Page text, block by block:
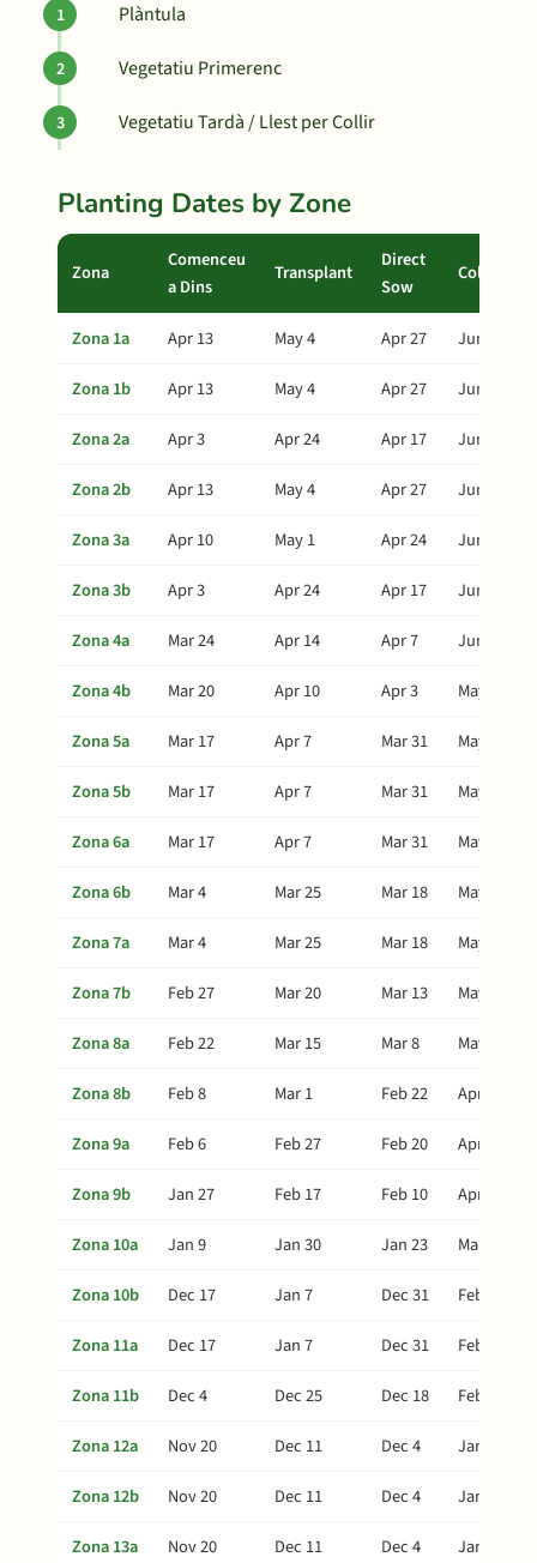
Plàntula
Vegetatiu Primerenc
Vegetatiu Tardà / Llest per Collir
Planting Dates by Zone
Zona
Comenceu
a Dins
Transplant
Direct
Sow
Collita
Zona 1a Apr 13 May 4 Apr 27
Jun 23
Zona 1b
Apr 13 May 4 Apr 27
Jun 23
Zona 2a
Apr 3 Apr 24 Apr 17
Jun 13
Zona 2b
Apr 13 May 4 Apr 27
Jun 23
Zona 3a
Apr 10 May 1 Apr 24
Jun 20
Zona 3b
Apr 3 Apr 24 Apr 17
Jun 13
Zona 4a
Mar 24 Apr 14 Apr 7
Jun 3
Zona 4b
Mar 20 Apr 10 Apr 3
May 30
Zona 5a
Mar 17 Apr 7 Mar 31
May 27
Zona 5b
Mar 17 Apr 7 Mar 31
May 27
Zona 6a
Mar 17 Apr 7 Mar 31
May 27
Zona 6b
Mar 4 Mar 25 Mar 18
May 14
Zona 7a
Mar 4 Mar 25 Mar 18
May 14
Zona 7b
Feb 27 Mar 20 Mar 13
May 9
Zona 8a
Feb 22 Mar 15 Mar 8
May 4
Zona 8b
Feb 8 Mar 1 Feb 22
Apr 20
Zona 9a
Feb 6 Feb 27 Feb 20
Apr 18
Zona 9b
Jan 27 Feb 17 Feb 10
Apr 8
Zona 10a
Jan 9 Jan 30 Jan 23
Mar 21
Zona 10b
Dec 17 Jan 7 Dec 31
Feb 26
Zona 11a
Dec 17 Jan 7 Dec 31
Feb 26
Zona 11b
Dec 4 Dec 25 Dec 18
Feb 13
Zona 12a
Nov 20 Dec 11 Dec 4
Jan 30
Zona 12b
Nov 20 Dec 11 Dec 4
Jan 30
Zona 13a
Nov 20 Dec 11 Dec 4 Jan 30